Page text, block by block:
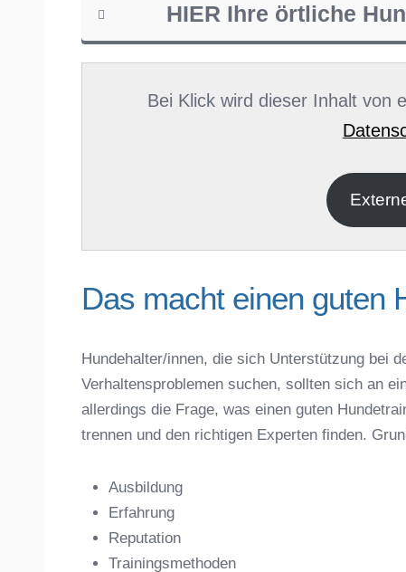
HIER Ihre örtliche
Name der Hundeschule*
Anschrift
Bei Klick wird dieser Inhalt von
Das macht einen guten
Hundehalter/innen, die sich Unterstützung bei
Verhaltensproblemen suchen, sollten sich an
allerdings die Frage, was einen guten
trennen und den richtigen Experten finden.
Ausbildung
Erfahrung
Reputation
Trainingsmethoden